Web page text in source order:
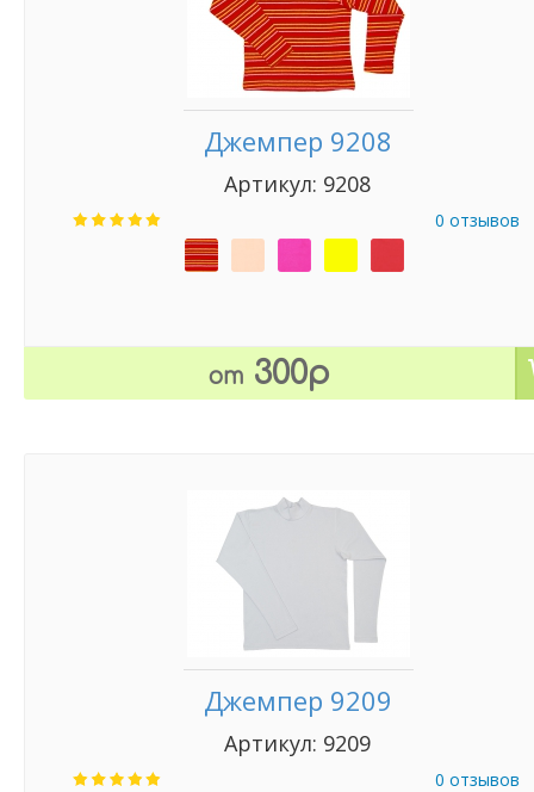
Джемпер 9208
Артикул: 9208
0 отзывов
от 300р
Джемпер 9209
Артикул: 9209
0 отзывов